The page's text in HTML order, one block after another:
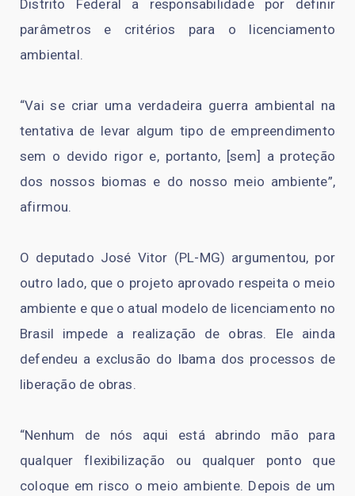
Distrito Federal a responsabilidade por definir
parâmetros e critérios para o licenciamento
ambiental.
“Vai se criar uma verdadeira guerra ambiental na
tentativa de levar algum tipo de empreendimento
sem o devido rigor e, portanto, [sem] a proteção
dos nossos biomas e do nosso meio ambiente”,
afirmou.
O deputado José Vitor (PL-MG) argumentou, por
outro lado, que o projeto aprovado respeita o meio
ambiente e que o atual modelo de licenciamento no
Brasil impede a realização de obras. Ele ainda
defendeu a exclusão do Ibama dos processos de
liberação de obras.
“Nenhum de nós aqui está abrindo mão para
qualquer flexibilização ou qualquer ponto que
coloque em risco o meio ambiente. Depois de um